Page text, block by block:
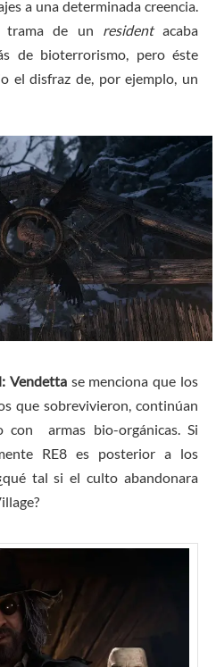
a una determinada creencia.
trama de un resident acaba
de bioterrorismo, pero éste
el disfraz de, por ejemplo, un
Vendettase menciona que los
que sobrevivieron, continúan
con armas bio-orgánicas. Si
RE8 es posterior a los
tal si el culto abandonara